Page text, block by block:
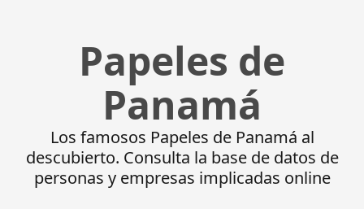
Papeles de
Panamá
Los famosos Papeles de Panamá al
descubierto. Consulta la base de datos de
personas y empresas implicadas online